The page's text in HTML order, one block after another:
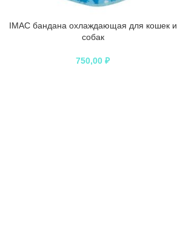
IMAC бандана охлаждающая для кошек и
собак
750,00₽